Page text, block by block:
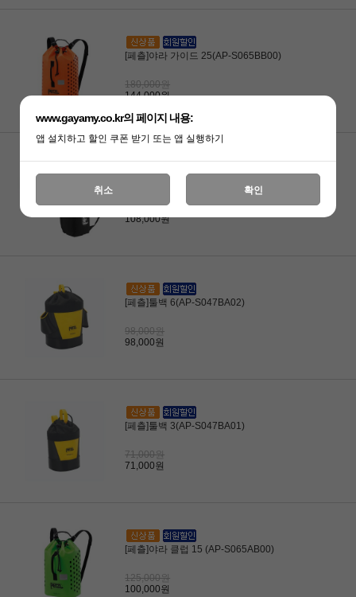
[페츨]야라 가이드 25(AP-S065BB00)
180,000원
144,000원
[페츨]스플릿 로프백(AP-S013AA 01)
135,000원
108,000원
[페츨]툴백 6(AP-S047BA02)
98,000원
98,000원
[페츨]툴백 3(AP-S047BA01)
71,000원
71,000원
[페츨]야라 클럽 15 (AP-S065AB00)
125,000원
100,000원
www.gayamy.co.kr의 페이지 내용:
앱 설치하고 할인 쿠폰 받기 또는 앱 실행하기
취소 확인